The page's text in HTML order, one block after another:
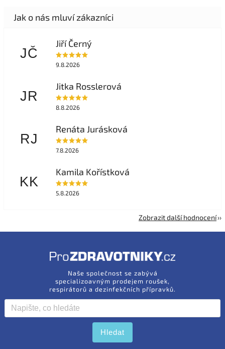
JČ
Jiří Černý
9.8.2026
JR
Jitka Rosslerová
8.8.2026
RJ
Renáta Jurásková
7.8.2026
KK
Kamila Kořístková
5.8.2026
Zobrazit další hodnocení
Naše společnost se zabývá
specializoavným prodejem roušek,
respirátorů a dezinfekčních přípravků.
Hledat